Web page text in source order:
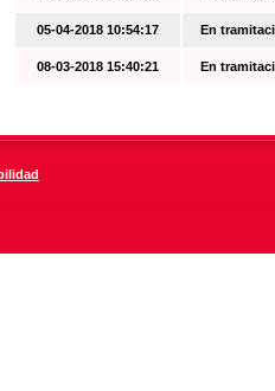
05-04-2018 10:54:17 En
08-03-2018 15:40:21 En